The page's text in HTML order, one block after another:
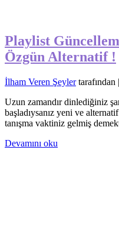
Playlist
Özgün Alternatif !
İlham Veren Şeylertarafından |
Uzun zamandır dinlediğiniz
başladıysanız yeni ve
tanışma vaktiniz gelmiş
Devamını oku